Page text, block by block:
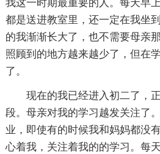
我这一时期最重要的人。每天早
都是送进教室里，还一定在我坐
的我渐渐长大了，也不需要母亲
照顾到的地方越来越少了，但在
了。
现在的我已经进入初二了，正
段。母亲对我的学习越发关注了
业，即使有的时候我和妈妈都没
心着我，关注着我的的学习。每